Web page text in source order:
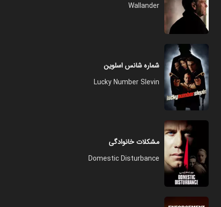
Wallander
شماره شانس اسلوین
Lucky Number Slevin
مشکلات خانوادگی
Domestic Disturbance